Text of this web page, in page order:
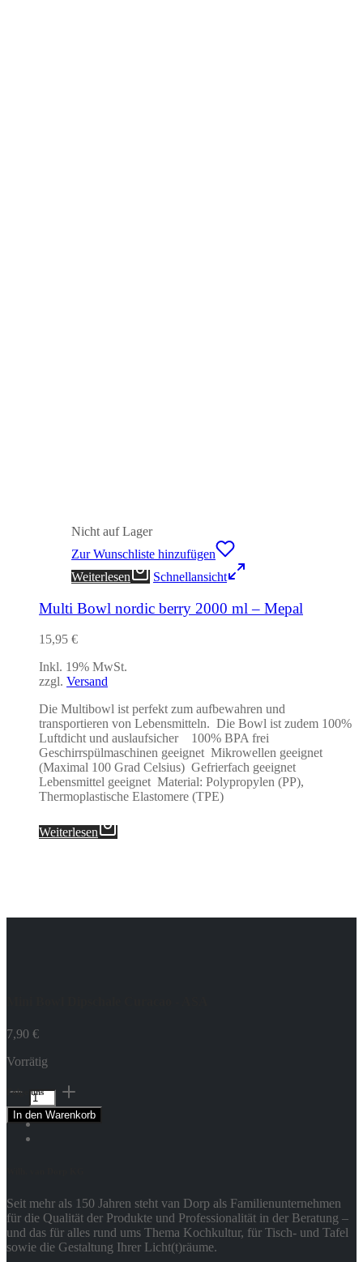
Nicht auf Lager
Zur Wunschliste hinzufügen
Weiterlesen
Schnellansicht
Multi Bowl nordic berry 2000 ml – Mepal
15,95 €
Inkl. 19% MwSt.
zzgl. Versand
Die Multibowl ist perfekt zum aufbewahren und
transportieren von Lebensmitteln. Die Bowl ist zudem 100%
Luftdicht und auslaufsicher 100% BPA frei
Geschirrspülmaschinen geeignet Mikrowellen geeignet
(Maximal 100 Grad Celsius) Gefrierfach geeignet
Lebensmittel geeignet Material: Polypropylen (PP),
Thermoplastische Elastomere (TPE)
Weiterlesen
7,90 €
Vorrätig
Mini
Bowl
Dipschale
In den Warenkorb
Folge uns
Seit mehr als 150 Jahren steht van Dorp als Familienunternehmen
für die Qualität der Produkte und Professionalität in der Beratung –
und das für alles rund ums Thema Kochkultur, für Tisch- und Tafel
sowie die Gestaltung Ihrer Licht(t)räume.